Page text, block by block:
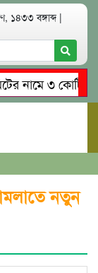
১৪৩৩ বঙ্গাব্দ |
নামে ৩ কোটি ৬০
আলিম উদ্দিনের
নতুন